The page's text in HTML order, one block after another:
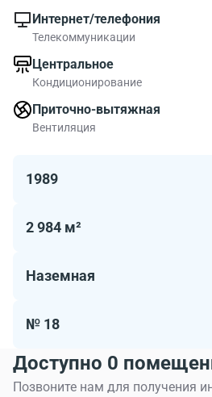
Интернет/телефония
Телекоммуникации
Центральное
Кондиционирование
Приточно-вытяжная
Вентиляция
1989
2 984 м²
Наземная
№ 18
Доступно 0
Позвоните нам для получения